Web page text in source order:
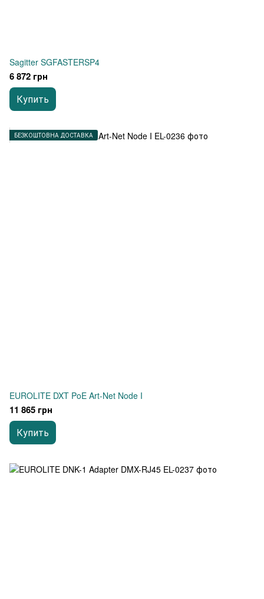
Sagitter SGFASTERSP4
6 872 грн
Купить
БЕЗКОШТОВНА ДОСТАВКА
EUROLITE DXT PoE Art-Net Node I
11 865 грн
Купить